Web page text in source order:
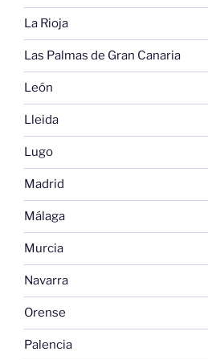
La Rioja
Las Palmas de Gran Canaria
León
Lleida
Lugo
Madrid
Málaga
Murcia
Navarra
Orense
Palencia